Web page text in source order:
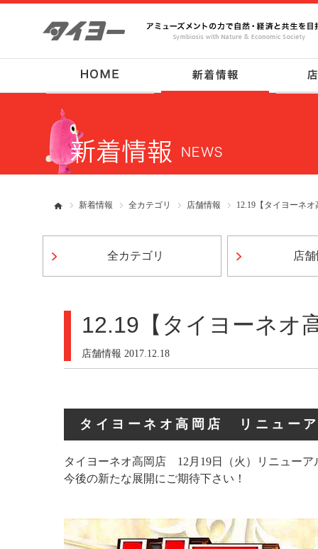
新着情報 全カテゴリ 店舗情報 12.19【タイヨーネ
全カテゴリ 店
12.19【タイヨーネオ
店舗情報 2017.12.18
タイヨーネオ高岡店 リニュー
タイヨーネオ高岡店 12月19日（火）リニューア
今後の新たな展開にご期待下さい！